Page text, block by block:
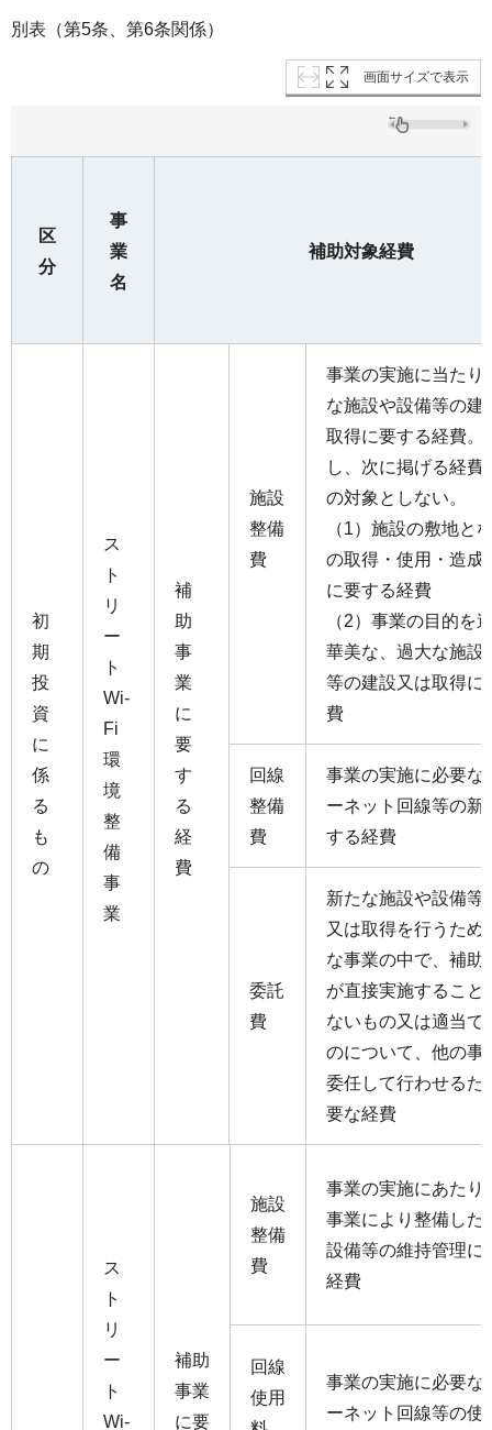
別表（第5条、第6条関係）
画面サイズで表示
区
分
事
業
名
補助対象経費
初
期
投
資
に
係
る
も
の
ス
ト
リ
ー
ト
Wi-
Fi
環
境
整
備
事
業
補
助
事
業
に
要
す
る
経
費
施設
整備
費
事業の実施に当たり
な施設や設備等の建
取得に要する経費。
し、次に掲げる経費
の対象としない。
（1）施設の敷地と
の取得・使用・造成
に要する経費
（2）事業の目的を
華美な、過大な施設
等の建設又は取得に
費
回線
整備
費
事業の実施に必要な
ーネット回線等の新
する経費
委託
費
新たな施設や設備等
又は取得を行うため
な事業の中で、補助
が直接実施すること
ないもの又は適当で
のについて、他の事
委任して行わせるた
要な経費
ス
ト
リ
ー
ト
Wi-
補助
事業
に要
施設
整備
費
事業の実施にあたり
事業により整備した
設備等の維持管理に
経費
回線
使用
事業の実施に必要な
ーネット回線等の使